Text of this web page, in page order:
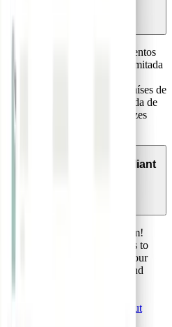
de segurança, os pagamentos
apenas numa extensão limitada
Monitorizamos estes
los em 3 categorias. Países de
há uma incidência aumentada de
não estão sujeitos às diretrizes
airport lounges with my Pliant
Pliant Premium Card program!
membership, you have access to
worldwide. Regardless of your
can enjoy the convenience and
wherever you go. Your
refreshments,
a relaxing atmosphere.
Find out